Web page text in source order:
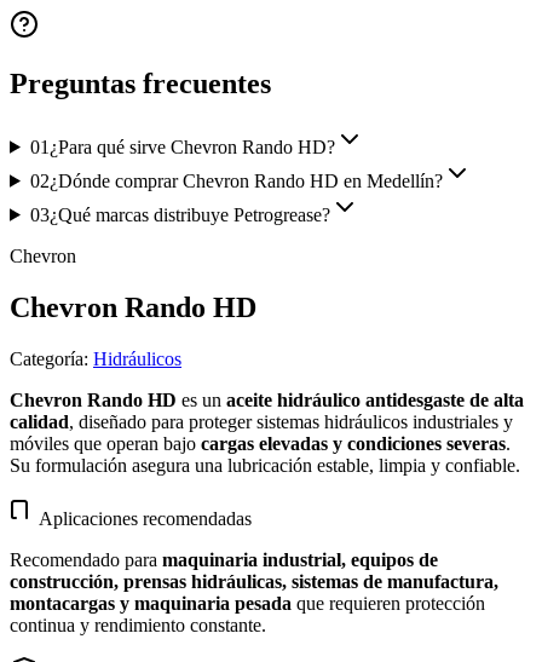
Preguntas frecuentes
01 ¿Para qué sirve Chevron Rando HD?
02¿Dónde comprar Chevron Rando HD en Medellín?
03¿Qué marcas distribuye Petrogrease?
Chevron
Chevron Rando HD
Categoría: Hidráulicos
Chevron Rando HD es un aceite hidráulico antidesgaste de alta
calidad, diseñado para proteger sistemas hidráulicos industriales y
móviles que operan bajo cargas elevadas y condiciones severas.
Su formulación asegura una lubricación estable, limpia y confiable.
Aplicaciones recomendadas
Recomendado para maquinaria industrial, equipos de
construcción, prensas hidráulicas, sistemas de manufactura,
montacargas y maquinaria pesada que requieren protección
continua y rendimiento constante.